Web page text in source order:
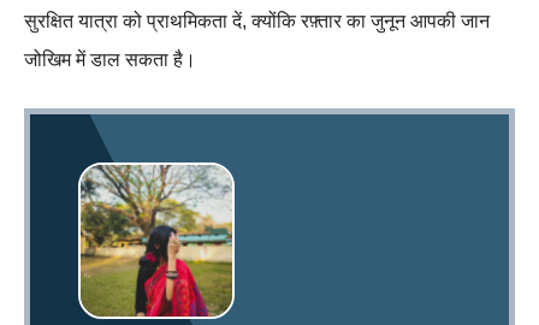
सुरक्षित यात्रा को प्राथमिकता दें, क्योंकि रफ़्तार का जुनून आपकी जान
जोखिम में डाल सकता है।